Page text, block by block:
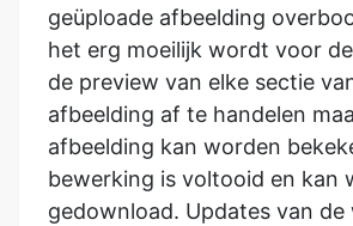
geüploade afbeelding
het erg moeilijk wordt voor
de preview van elke sectie
afbeelding af te handelen
afbeelding kan worden
bewerking is voltooid en kan
gedownload. Updates van de